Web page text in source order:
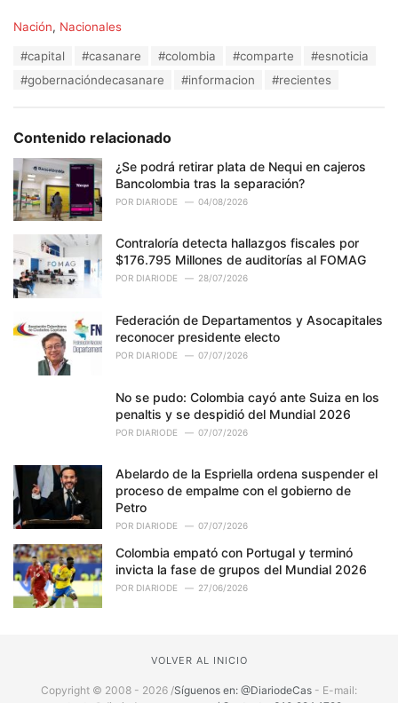
C
i
s
:
Nación, Nacionales
#capital #casanare #colombia #comparte
#esnoticia
#gobernacióndecasanare
#informacion #recientes
Contenido relacionado
¿Se podrá retirar plata de Nequi en cajeros
Bancolombia tras la separación?
POR DIARIODE 04/08/2026
Contraloría detecta hallazgos fiscales por
$176.795 Millones de auditorías al FOMAG
POR DIARIODE 28/07/2026
Federación de Departamentos y Asocapitales
reconocer presidente electo
POR DIARIODE 07/07/2026
No se pudo: Colombia cayó ante Suiza en los
penaltis y se despidió del Mundial 2026
POR DIARIODE 07/07/2026
Abelardo de la Espriella ordena suspender el
proceso de empalme con el gobierno de
Petro
POR DIARIODE 07/07/2026
Colombia empató con Portugal y terminó
invicta la fase de grupos del Mundial 2026
POR DIARIODE 27/06/2026
VOLVER AL INICIO
Copyright © 2008 - 2026 /Síguenos en: @DiariodeCas - E-mail: